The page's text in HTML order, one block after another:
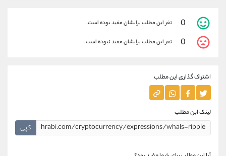
0 نفر این مطلب برایشان مفید بوده است.
0 نفر این مطلب برایشان مفید نبوده است.
اشتراک گذاری این مطلب
لینک این مطلب
کپی